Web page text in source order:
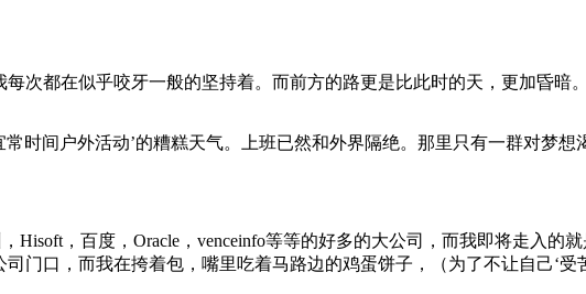
次都在似乎咬牙一般的坚持着。而前方的路更是比此时的天，更加昏暗。
时间户外活动’的糟糕天气。上班已然和外界隔绝。那里只有一群对梦想
，百度，Oracle，venceinfo等等的好多的大公司，而我即将走入的就
门口，而我在挎着包，嘴里吃着马路边的鸡蛋饼子，（为了不让自己‘受